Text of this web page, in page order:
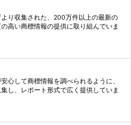
り収集された、200万件以上の最新の
高い商標情報の提供に取り組んでいま
心して商標情報を調べられるように、
し、レポート形式で広く提供していま